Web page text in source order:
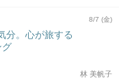
8/7 (金)
分。心が旅する
グ
林 美帆子